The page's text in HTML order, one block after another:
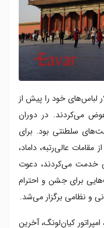
لباس‌های خود را پیش از
می‌کردند. در دوران
سلطنتی بود. برای
عالی‌رتبه، داماد،
خدمت می‌کردند، دعوت
برای جشن و احترام
و نظامی برگزار می‌شد.
امپراتور کیان‌لونگ، آخرین